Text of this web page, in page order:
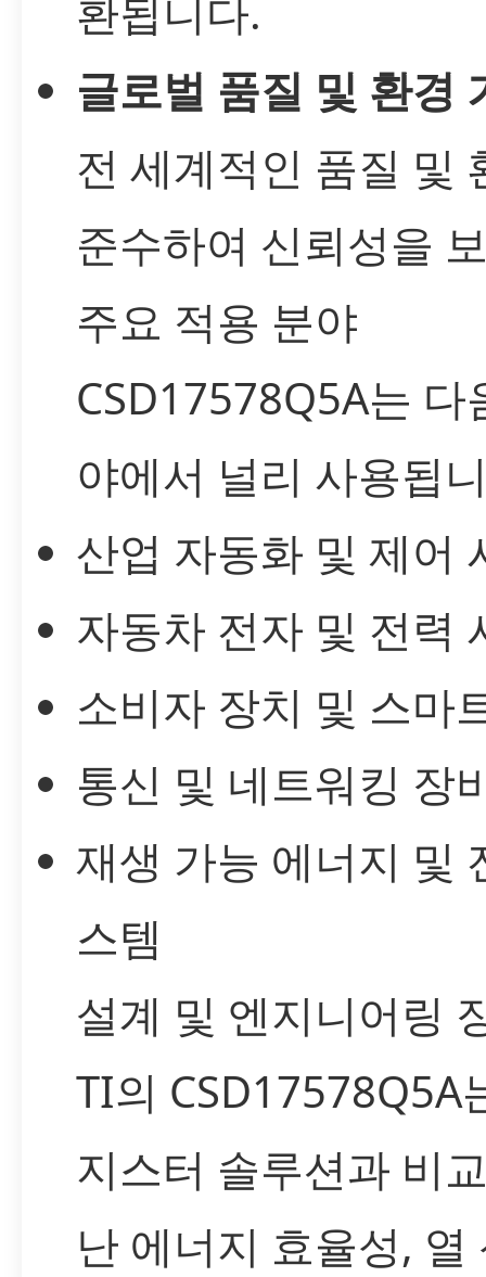
환됩니다.
글로벌 품질 및 환경
전 세계적인 품질 및
준수하여 신뢰성을
주요 적용 분야
CSD17578Q5A는 다
야에서 널리 사용됩
산업 자동화 및 제어
자동차 전자 및 전력
소비자 장치 및 스마
통신 및 네트워킹 장
재생 가능 에너지 및
스템
설계 및 엔지니어링
TI의 CSD17578Q5A
지스터 솔루션과 비
난 에너지 효율성, 열